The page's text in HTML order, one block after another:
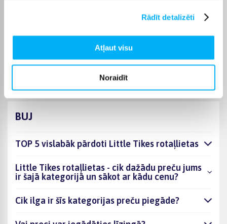
Rādīt detalizēti
Atļaut visu
Noraidīt
Izvēloties piemērotu preci no kategorijas Little Tikes
norādītajā laikā, lai pirkumu internetā varētu saņemt bez
liekas kavēšanās.
BUJ
TOP 5 vislabāk pārdoti Little Tikes rotaļlietas
Little Tikes rotaļlietas - cik dažādu preču jums
ir šajā kategorijā un sākot ar kādu cenu?
Cik ilga ir šīs kategorijas preču piegāde?